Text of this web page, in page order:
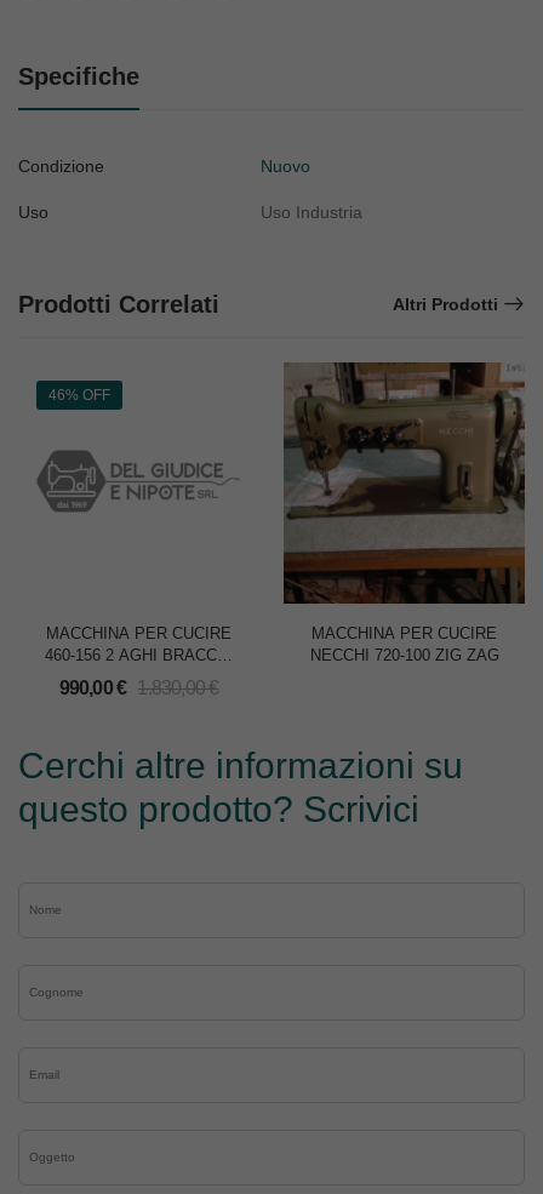
Specifiche
Condizione Nuovo
Uso Uso Industria
Prodotti Correlati Altri Prodotti
46% OFF
MACCHINA PER CUCIRE
460-156 2 AGHI BRACCIO
ROVESCIO
990,00€ 1.830,00€
MACCHINA PER CUCIRE
NECCHI 720-100 ZIG ZAG
Cerchi altre informazioni su
questo prodotto? Scrivici